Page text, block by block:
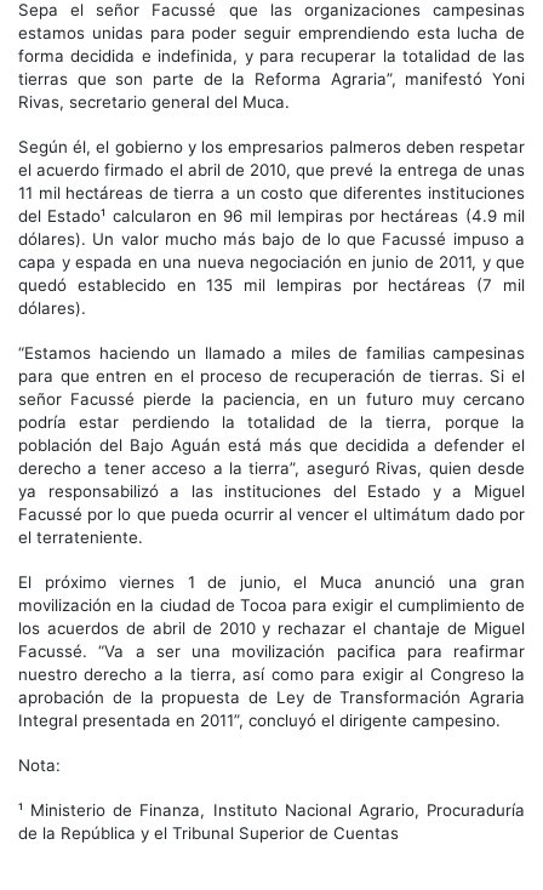
Sepa el señor Facussé que las organizaciones campesinas
estamos unidas para poder seguir emprendiendo esta lucha de
forma decidida e indefinida, y para recuperar la totalidad de las
tierras que son parte de la Reforma Agraria”, manifestó Yoni
Rivas, secretario general del Muca.
Según él, el gobierno y los empresarios palmeros deben respetar
el acuerdo firmado el abril de 2010, que prevé la entrega de unas
11 mil hectáreas de tierra a un costo que diferentes instituciones
del Estado¹ calcularon en 96 mil lempiras por hectáreas (4.9 mil
dólares). Un valor mucho más bajo de lo que Facussé impuso a
capa y espada en una nueva negociación en junio de 2011, y que
quedó establecido en 135 mil lempiras por hectáreas (7 mil
dólares).
“Estamos haciendo un llamado a miles de familias campesinas
para que entren en el proceso de recuperación de tierras. Si el
señor Facussé pierde la paciencia, en un futuro muy cercano
podría estar perdiendo la totalidad de la tierra, porque la
población del Bajo Aguán está más que decidida a defender el
derecho a tener acceso a la tierra”, aseguró Rivas, quien desde
ya responsabilizó a las instituciones del Estado y a Miguel
Facussé por lo que pueda ocurrir al vencer el ultimátum dado por
el terrateniente.
El próximo viernes 1 de junio, el Muca anunció una gran
movilización en la ciudad de Tocoa para exigir el cumplimiento de
los acuerdos de abril de 2010 y rechazar el chantaje de Miguel
Facussé. “Va a ser una movilización pacifica para reafirmar
nuestro derecho a la tierra, así como para exigir al Congreso la
aprobación de la propuesta de Ley de Transformación Agraria
Integral presentada en 2011”, concluyó el dirigente campesino.
Nota:
¹ Ministerio de Finanza, Instituto Nacional Agrario, Procuraduría
de la República y el Tribunal Superior de Cuentas